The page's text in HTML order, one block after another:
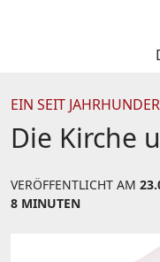
EIN SEIT
Die Kirche
VERÖFFENTLICHT AM
8 MINUTEN